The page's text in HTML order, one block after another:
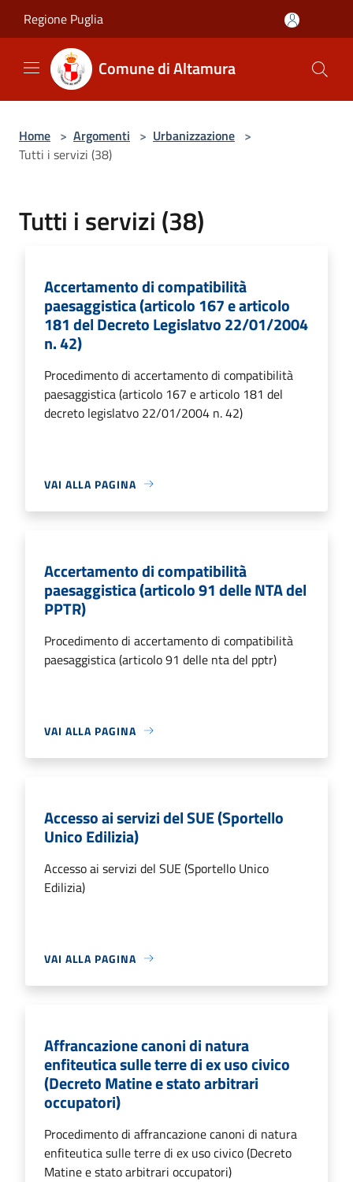
Regione Puglia
Comune di Altamura
Home > Argomenti > Urbanizzazione >
Tutti i servizi (38)
Tutti i servizi (38)
Accertamento di compatibilità
paesaggistica (articolo 167 e articolo
181 del Decreto Legislatvo 22/01/2004
n. 42)
Procedimento di accertamento di compatibilità
paesaggistica (articolo 167 e articolo 181 del
decreto legislatvo 22/01/2004 n. 42)
VAI ALLA PAGINA
Accertamento di compatibilità
paesaggistica (articolo 91 delle NTA del
PPTR)
Procedimento di accertamento di compatibilità
paesaggistica (articolo 91 delle nta del pptr)
VAI ALLA PAGINA
Accesso ai servizi del SUE (Sportello
Unico Edilizia)
Accesso ai servizi del SUE (Sportello Unico
Edilizia)
VAI ALLA PAGINA
Affrancazione canoni di natura
enfiteutica sulle terre di ex uso civico
(Decreto Matine e stato arbitrari
occupatori)
Procedimento di affrancazione canoni di natura
enfiteutica sulle terre di ex uso civico (Decreto
Matine e stato arbitrari occupatori)